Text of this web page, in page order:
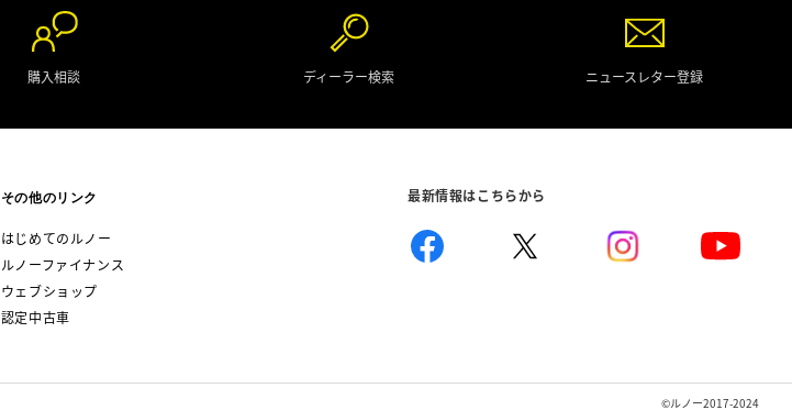
購入相談 ディーラー検索 ニュースレター登録
その他のリンク
はじめてのルノー
ルノーファイナンス
ウェブショップ
認定中古車
最新情報はこちらから
©ルノー2017-2024